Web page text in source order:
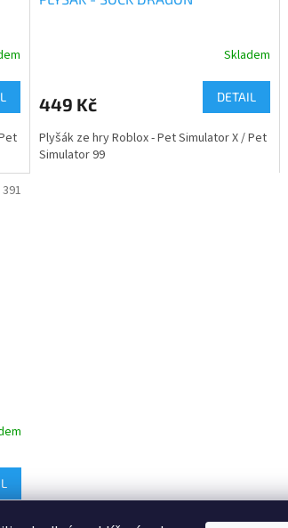
Skladem
449 Kč DETAIL
Plyšák ze hry Roblox - Pet Simulator X / Pet
Simulator 99
391